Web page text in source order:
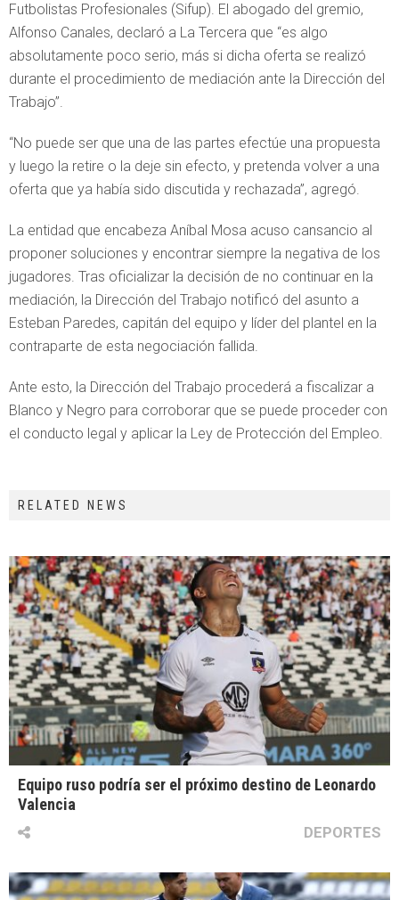
Futbolistas Profesionales (Sifup). El abogado del gremio,
Alfonso Canales, declaró a La Tercera que “es algo
absolutamente poco serio, más si dicha oferta se realizó
durante el procedimiento de mediación ante la Dirección del
Trabajo”.
“No puede ser que una de las partes efectúe una propuesta
y luego la retire o la deje sin efecto, y pretenda volver a una
oferta que ya había sido discutida y rechazada”, agregó.
La entidad que encabeza Aníbal Mosa acuso cansancio al
proponer soluciones y encontrar siempre la negativa de los
jugadores. Tras oficializar la decisión de no continuar en la
mediación, la Dirección del Trabajo notificó del asunto a
Esteban Paredes, capitán del equipo y líder del plantel en la
contraparte de esta negociación fallida.
Ante esto, la Dirección del Trabajo procederá a fiscalizar a
Blanco y Negro para corroborar que se puede proceder con
el conducto legal y aplicar la Ley de Protección del Empleo.
RELATED NEWS
Equipo ruso podría ser el próximo destino de Leonardo
Valencia
DEPORTES